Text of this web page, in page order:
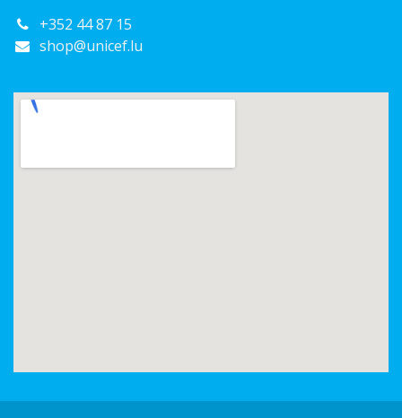
+352 44 87 15
shop@unicef.lu